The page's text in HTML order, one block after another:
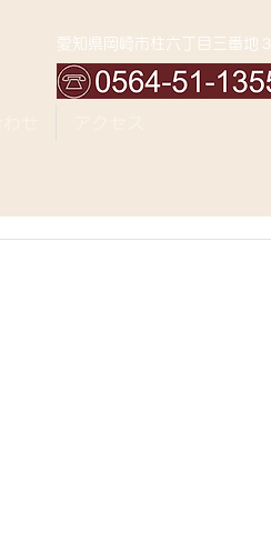
愛知県岡崎市柱六丁目三番地３